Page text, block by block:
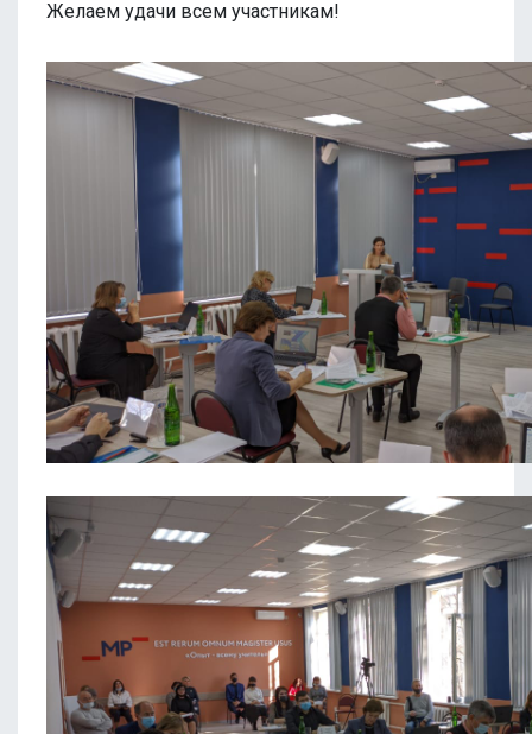
Желаем удачи всем участникам!